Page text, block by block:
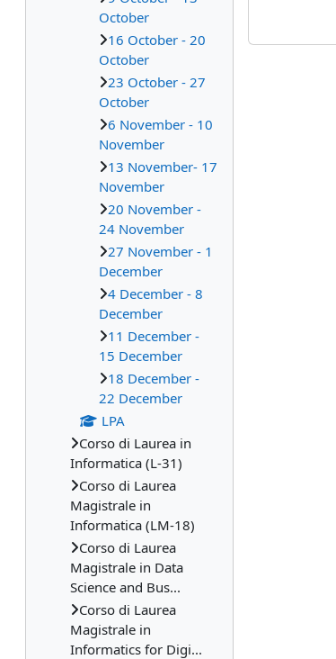
October
16 October - 20
October
23 October - 27
October
6 November - 10
November
13 November- 17
November
20 November -
24 November
27 November - 1
December
4 December - 8
December
11 December -
15 December
18 December -
22 December
LPA
Corso di Laurea in
Informatica (L-31)
Corso di Laurea
Magistrale in
Informatica (LM-18)
Corso di Laurea
Magistrale in Data
Science and Bus...
Corso di Laurea
Magistrale in
Informatics for Digi...